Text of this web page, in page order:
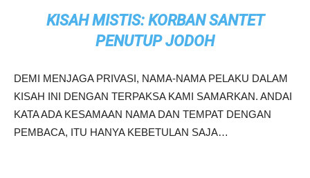
KISAH MISTIS: KORBAN SANTET
PENUTUP JODOH
DEMI MENJAGA PRIVASI, NAMA-NAMA PELAKU DALAM
KISAH INI DENGAN TERPAKSA KAMI SAMARKAN. ANDAI
KATA ADA KESAMAAN NAMA DAN TEMPAT DENGAN
PEMBACA, ITU HANYA KEBETULAN SAJA…